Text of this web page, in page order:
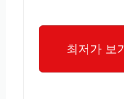
최저가 보기